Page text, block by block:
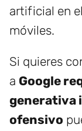
artificial en
móviles.
Si quieres
a Google
generativa
ofensivo